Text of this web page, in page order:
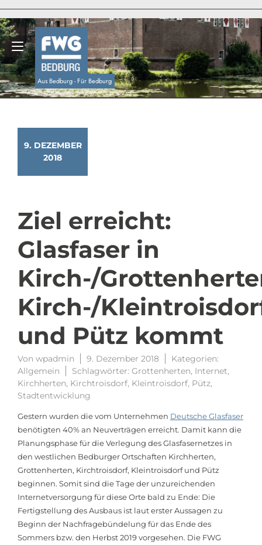
springen
Aus Bedburg - Für Bedburg
Navigation umschalten
9. DEZEMBER
2018
Ziel erreicht:
Glasfaser in
Kirch-/
Kirch-/
und Pütz kommt
Von wpadmin 9. Dezember 2018
Kategorien:
Allgemein
Schlagwörter: Grottenherten, Internet,
Kirchherten, Kirchtroisdorf, Kleintroisdorf, Pütz,
Stadtentwicklung
Gestern wurden die vom Unternehmen Deutsche Glasfaser
benötigten 40% an Neuverträgen erreicht. Damit kann die
Planungsphase für die Verlegung des Glasfasernetzes in
den westlichen Bedburger Ortschaften Kirchherten,
Grottenherten, Kirchtroisdorf, Kleintroisdorf und Pütz
beginnen. Somit sind die Tage der unzureichenden
Internetversorgung für diese Orte bald zu Ende: Die
Fertigstellung des Ausbaus ist laut erster Aussagen zu
Beginn der Nachfragebündelung für das Ende des
Sommers bzw. den Herbst 2019 vorgesehen. Die FWG